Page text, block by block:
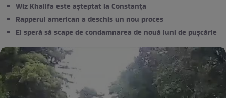
Wiz Khalifa este așteptat la Constanța
Rapperul american a deschis un nou proces
El speră să scape de condamnarea de nouă luni de pușcărie